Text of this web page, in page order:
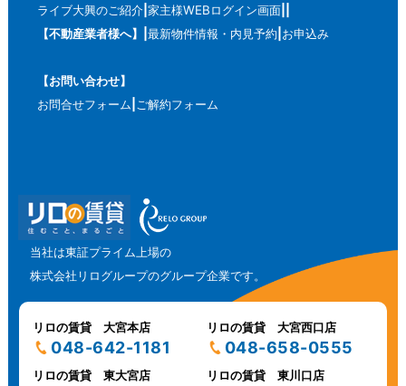
ライブ大興のご紹介 家主様WEBログイン画面
【不動産業者様へ】
最新物件情報・内見予約 お申込み
【お問い合わせ】
お問合せフォーム ご解約フォーム
当社は東証プライム上場の
株式会社リログループのグループ企業です。
リロの賃貸 大宮本店
048-642-1181
リロの賃貸 大宮西口店
048-658-0555
リロの賃貸 東大宮店 リロの賃貸 東川口店